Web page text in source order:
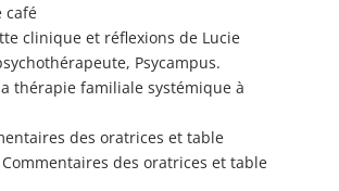
café
clinique et réflexions de Lucie
Psycampus.
thérapie familiale systémique à
des oratrices et table
des oratrices et table